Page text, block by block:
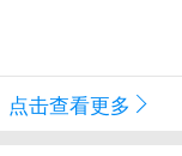
点击查看更多